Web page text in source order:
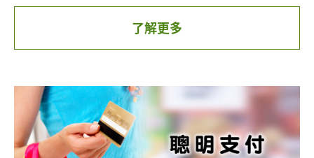
為了提升運動訓練品質，正餐均衡攝取，才是維持
運動能量，因此選用好消化的營養食物更是關鍵，
建議應該這樣吃：
活動內容：
統一企業集團最高11%，不須領券踩點好簡單
統一企業集團消費加碼2% (上限500點/月)
統一企業集團踩點任務，單筆消費滿199元(含)加碼
4% (上限500點/月) ，不須領券！
綁定 icash Pay單筆消費滿199元(含)加碼4% (上限
了解更多